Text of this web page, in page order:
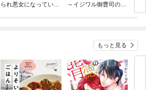
られ悪女になっていた
～イジワル御曹司の溺
もっと見る